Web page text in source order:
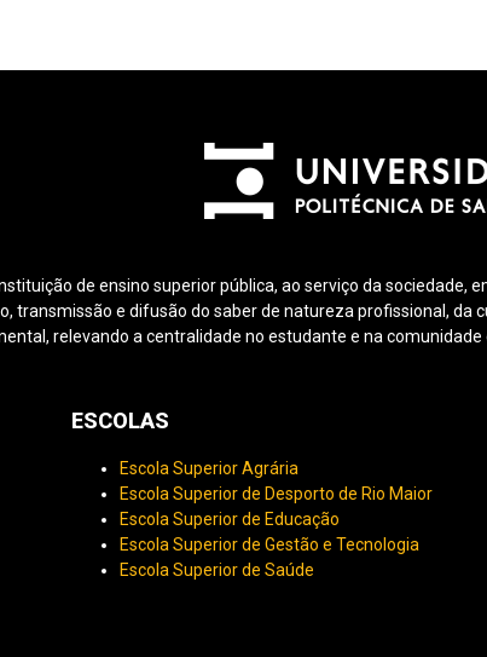
de ensino superior pública, ao serviço da sociedade,
transmissão e difusão do saber de natureza profissional, da
relevando a centralidade no estudante e na
ESCOLAS
Escola Superior Agrária
Escola Superior de Desporto de Rio Maior
Escola Superior de Educação
Escola Superior de Gestão e Tecnologia
Escola Superior de Saúde